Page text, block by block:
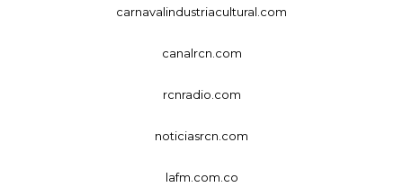
carnavalindustriacultural.com
canalrcn.com
rcnradio.com
noticiasrcn.com
lafm.com.co